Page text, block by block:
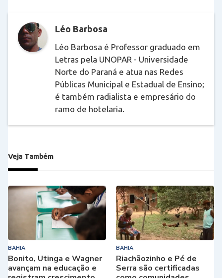
Léo Barbosa
Léo Barbosa é Professor graduado em
Letras pela UNOPAR - Universidade
Norte do Paraná e atua nas Redes
Públicas Municipal e Estadual de Ensino;
é também radialista e empresário do
ramo de hotelaria.
Veja Também
BAHIA
Bonito, Utinga e Wagner
avançam na educação e
BAHIA
Riachãozinho e Pé de
Serra são certificadas